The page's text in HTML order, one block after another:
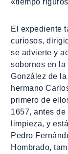
«tiempo
El expediente
curiosos,
se advierte y
sobornos en
González de
hermano
primero de
1657, antes
limpieza, y
Pedro
Hombrado,